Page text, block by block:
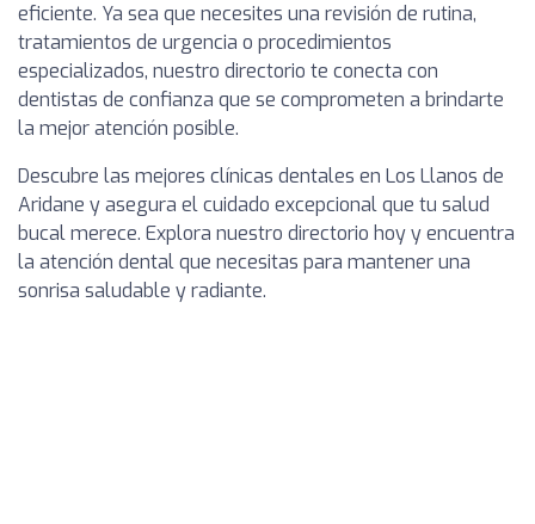
eficiente. Ya sea que necesites una revisión de rutina,
tratamientos de urgencia o procedimientos
especializados, nuestro directorio te conecta con
dentistas de confianza que se comprometen a brindarte
la mejor atención posible.
Descubre las mejores clínicas dentales en Los Llanos de
Aridane y asegura el cuidado excepcional que tu salud
bucal merece. Explora nuestro directorio hoy y encuentra
la atención dental que necesitas para mantener una
sonrisa saludable y radiante.